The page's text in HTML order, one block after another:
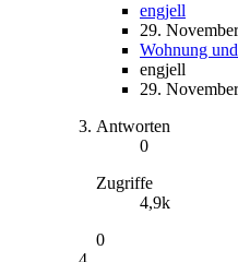
engjell
29.
Wohnung
engjell
29.
Antworten
0
Zugriffe
4,9k
0